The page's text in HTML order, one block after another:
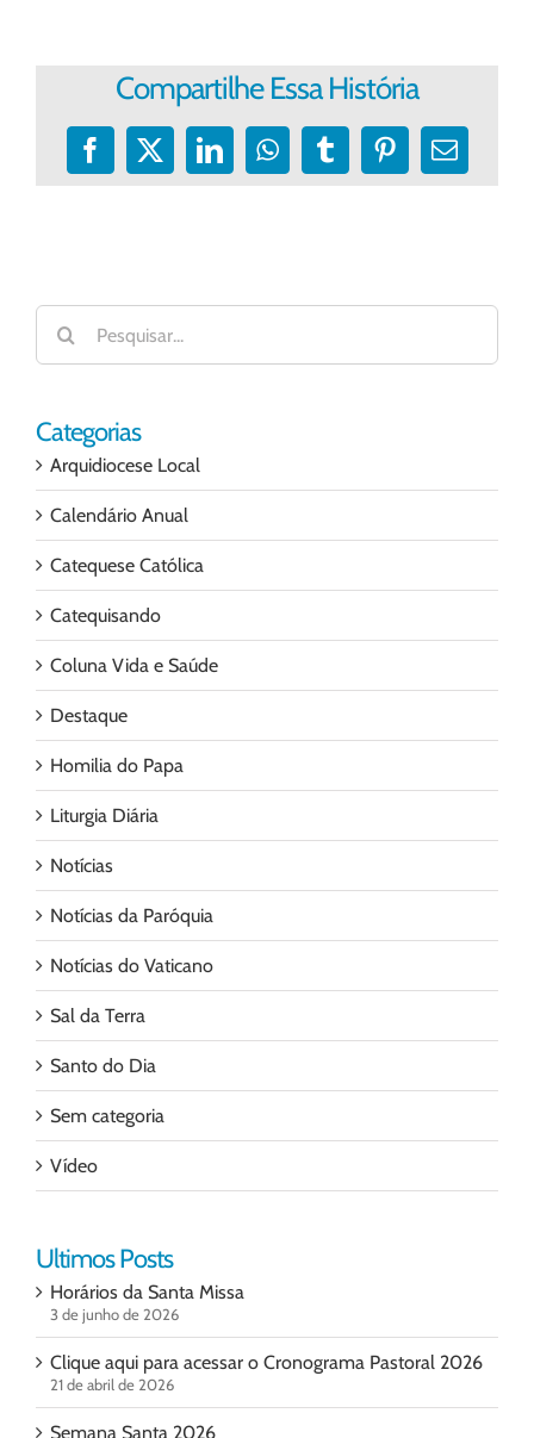
Compartilhe Essa História
Facebook
X LinkedInWhatsApp
TumblrPinterest
E-
Buscar
resultados
para:
Categorias
Arquidiocese Local
Calendário Anual
Catequese Católica
Catequisando
Coluna Vida e Saúde
Destaque
Homilia do Papa
Liturgia Diária
Notícias
Notícias da Paróquia
Notícias do Vaticano
Sal da Terra
Santo do Dia
Sem categoria
Vídeo
Ultimos Posts
Horários da Santa Missa
3 de junho de 2026
Clique aqui para acessar o Cronograma Pastoral 2026
21 de abril de 2026
Semana Santa 2026